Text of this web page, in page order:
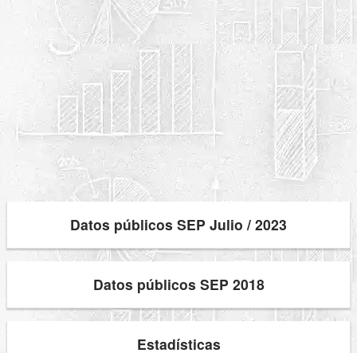
Datos públicos SEP Julio / 2023
Datos públicos SEP 2018
Estadísticas